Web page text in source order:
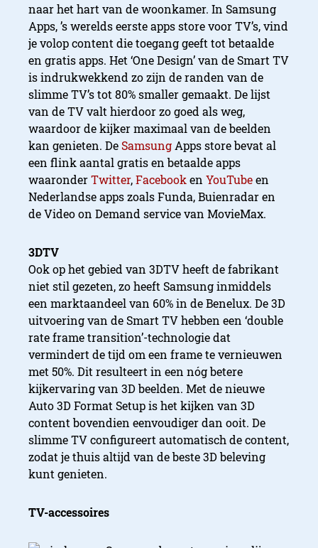
naar het hart van de woonkamer. In Samsung
Apps, ’s werelds eerste apps store voor TV’s, vind
je volop content die toegang geeft tot betaalde
en gratis apps. Het ‘One Design’ van de Smart TV
is indrukwekkend zo zijn de randen van de
slimme TV’s tot 80% smaller gemaakt. De lijst
van de TV valt hierdoor zo goed als weg,
waardoor de kijker maximaal van de beelden
kan genieten. DeSamsung Apps store bevat al
een flink aantal gratis en betaalde apps
waaronderTwitter,Facebook en YouTubeen
Nederlandse apps zoals Funda, Buienradar en
de Video on Demand service van MovieMax.
3DTV
Ook op het gebied van 3DTV heeft de fabrikant
niet stil gezeten, zo heeft Samsung inmiddels
een marktaandeel van 60% in de Benelux. De 3D
uitvoering van de Smart TV hebben een ‘double
rate frame transition’-technologie dat
vermindert de tijd om een frame te vernieuwen
met 50%. Dit resulteert in een nóg betere
kijkervaring van 3D beelden. Met de nieuwe
Auto 3D Format Setup is het kijken van 3D
content bovendien eenvoudiger dan ooit. De
slimme TV configureert automatisch de content,
zodat je thuis altijd van de beste 3D beleving
kunt genieten.
TV-accessoires